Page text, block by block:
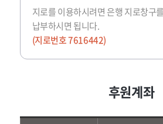
지로를 이용하시려면 은행 지로창구
납부하시면 됩니다.
(지로번호 7616442)
후원계좌